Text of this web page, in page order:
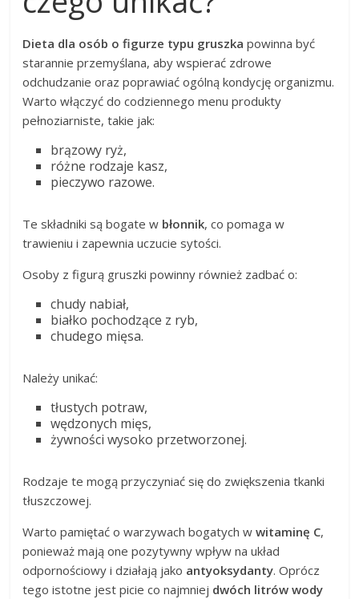
Dieta dla osób o figurze typu gruszka powinna być
starannie przemyślana, aby wspierać zdrowe
odchudzanie oraz poprawiać ogólną kondycję organizmu.
Warto włączyć do codziennego menu produkty
pełnoziarniste, takie jak:
brązowy ryż,
różne rodzaje kasz,
pieczywo razowe.
Te składniki są bogate w błonnik, co pomaga w
trawieniu i zapewnia uczucie sytości.
Osoby z figurą gruszki powinny również zadbać o:
chudy nabiał,
białko pochodzące z ryb,
chudego mięsa.
Należy unikać:
tłustych potraw,
wędzonych mięs,
żywności wysoko przetworzonej.
Rodzaje te mogą przyczyniać się do zwiększenia tkanki
tłuszczowej.
Warto pamiętać o warzywach bogatych wwitaminę C,
ponieważ mają one pozytywny wpływ na układ
odpornościowy i działają jako antyoksydanty. Oprócz
tego istotne jest picie co najmniej dwóch litrów wody